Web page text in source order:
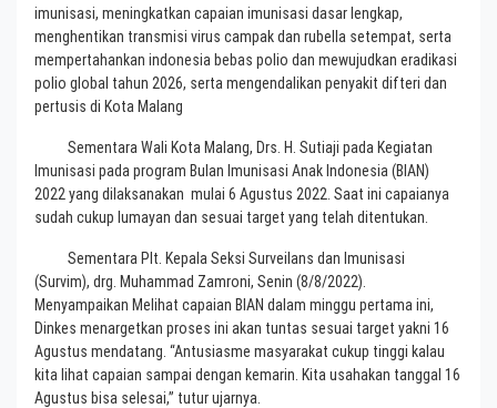
imunisasi, meningkatkan capaian imunisasi dasar lengkap,
menghentikan transmisi virus campak dan rubella setempat, serta
mempertahankan indonesia bebas polio dan mewujudkan eradikasi
polio global tahun 2026, serta mengendalikan penyakit difteri dan
pertusis di Kota Malang
Sementara Wali Kota Malang, Drs. H. Sutiaji pada Kegiatan
Imunisasi pada program Bulan Imunisasi Anak Indonesia (BIAN)
2022 yang dilaksanakan mulai 6 Agustus 2022. Saat ini capaianya
sudah cukup lumayan dan sesuai target yang telah ditentukan.
Sementara Plt. Kepala Seksi Surveilans dan Imunisasi
(Survim), drg. Muhammad Zamroni, Senin (8/8/2022).
Menyampaikan Melihat capaian BIAN dalam minggu pertama ini,
Dinkes menargetkan proses ini akan tuntas sesuai target yakni 16
Agustus mendatang. “Antusiasme masyarakat cukup tinggi kalau
kita lihat capaian sampai dengan kemarin. Kita usahakan tanggal 16
Agustus bisa selesai,” tutur ujarnya.